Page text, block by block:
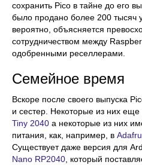
сохранить Pico в тайне до его
было продано более 200 тысяч
вероятно, объясняется
сотрудничеством между
одобренными реселлерами.
Семейное время
Вскоре после своего выпуска
и сестер. Некоторые из них
Tiny 2040 а некоторые из них
питания, как, например, в
Существует даже версия для
Nano RP2040 , который